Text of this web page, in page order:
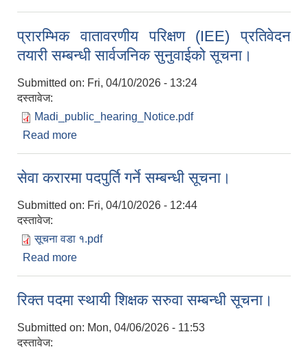
प्रारम्भिक वातावरणीय परिक्षण (IEE) प्रतिवेदन
तयारी सम्बन्धी सार्वजनिक सुनुवाईको सूचना।
Submitted on: Fri, 04/10/2026 - 13:24
दस्तावेज:
Madi_public_hearing_Notice.pdf
Read more
सेवा करारमा पदपुर्ति गर्ने सम्बन्धी सूचना।
Submitted on: Fri, 04/10/2026 - 12:44
दस्तावेज:
सूचना वडा १.pdf
Read more
रिक्त पदमा स्थायी शिक्षक सरुवा सम्बन्धी सूचना।
Submitted on: Mon, 04/06/2026 - 11:53
दस्तावेज: